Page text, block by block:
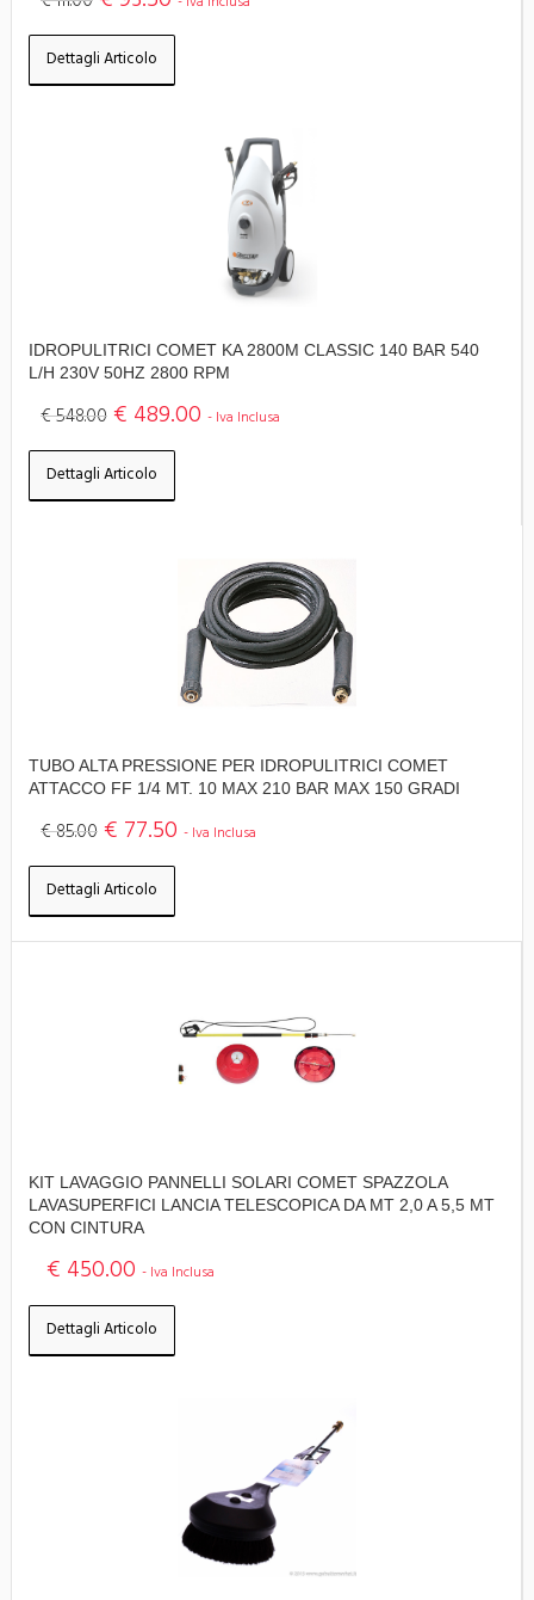
Dettagli Articolo
IDROPULITRICI COMET KA 2800M CLASSIC 140 BAR 540
L/H 230V 50HZ 2800 RPM
€ 548.00 € 489.00 - Iva Inclusa
Dettagli Articolo
TUBO ALTA PRESSIONE PER IDROPULITRICI COMET
ATTACCO FF 1/4 MT. 10 MAX 210 BAR MAX 150 GRADI
€ 85.00 € 77.50 - Iva Inclusa
Dettagli Articolo
KIT LAVAGGIO PANNELLI SOLARI COMET SPAZZOLA
LAVASUPERFICI LANCIA TELESCOPICA DA MT 2,0 A 5,5 MT
CON CINTURA
€ 450.00 - Iva Inclusa
Dettagli Articolo